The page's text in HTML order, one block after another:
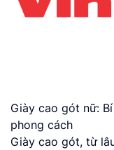
Giày cao gót nữ:
phong cách
Giày cao gót, từ